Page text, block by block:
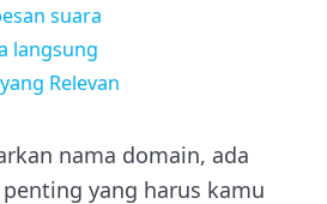
suara
langsung
Relevan
nama domain, ada
yang harus kamu